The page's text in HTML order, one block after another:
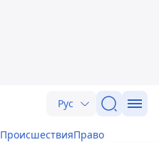
Рус
ПроисшествияПраво